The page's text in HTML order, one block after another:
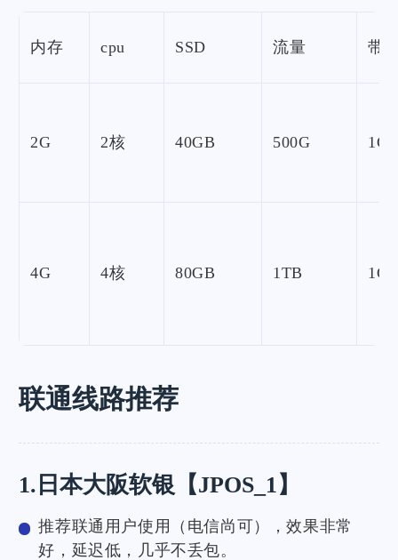
内存 cpu SSD 流量 带
2G 2核 40GB 500G
4G 4核 80GB 1TB
联通线路推荐
1.日本大阪软银【JPOS_1】
推荐联通用户使用（电信尚可），效果非常
好，延迟低，几乎不丢包。